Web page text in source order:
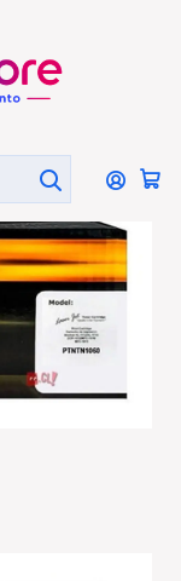
Y Toner
Premium - Ps